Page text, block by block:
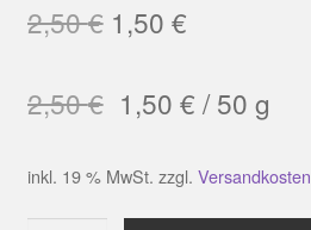
2,50€ Ursprünglicher
war:
1,50 €Aktueller
ist:
2,50€ 1,50€ /50 g
inkl. 19 % MwSt. zzgl. Versandkosten